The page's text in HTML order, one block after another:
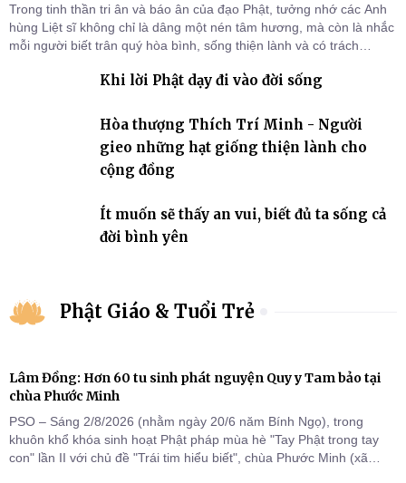
Trong tinh thần tri ân và báo ân của đạo Phật, tưởng nhớ các Anh
hùng Liệt sĩ không chỉ là dâng một nén tâm hương, mà còn là nhắc
mỗi người biết trân quý hòa bình, sống thiện lành và có trách
Khi lời Phật dạy đi vào đời sống
Hòa thượng Thích Trí Minh - Người
gieo những hạt giống thiện lành cho
cộng đồng
Ít muốn sẽ thấy an vui, biết đủ ta sống cả
đời bình yên
Phật Giáo & Tuổi Trẻ
Lâm Đồng: Hơn 60 tu sinh phát nguyện Quy y Tam bảo tại
chùa Phước Minh
PSO – Sáng 2/8/2026 (nhằm ngày 20/6 năm Bính Ngọ), trong
khuôn khổ khóa sinh hoạt Phật pháp mùa hè "Tay Phật trong tay
con" lần II với chủ đề "Trái tim hiểu biết", chùa Phước Minh (xã